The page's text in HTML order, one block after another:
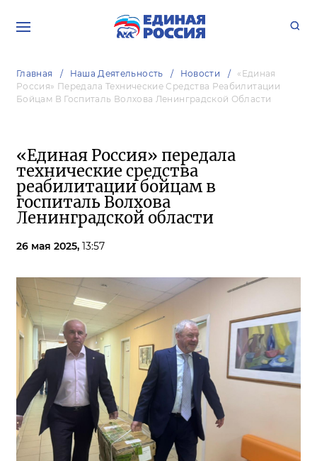
Главная Наша Деятельность Новости
«Единая
Россия» Передала Технические Средства Реабилитации
Бойцам В Госпиталь Волхова Ленинградской Области
«Единая Россия» передала
технические средства
реабилитации бойцам в
госпиталь Волхова
Ленинградской области
26 мая 2025, 13:57